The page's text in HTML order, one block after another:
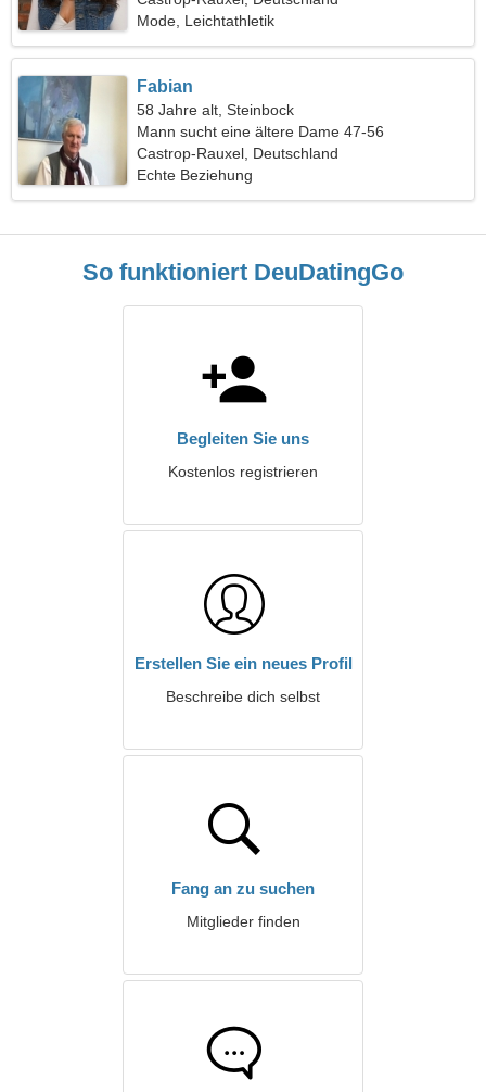
Mode, Leichtathletik
Fabian
58 Jahre alt, Steinbock
Mann sucht eine ältere Dame 47-56
Castrop-Rauxel, Deutschland
Echte Beziehung
So funktioniert DeuDatingGo
Begleiten Sie uns
Kostenlos registrieren
Erstellen Sie ein neues Profil
Beschreibe dich selbst
Fang an zu suchen
Mitglieder finden